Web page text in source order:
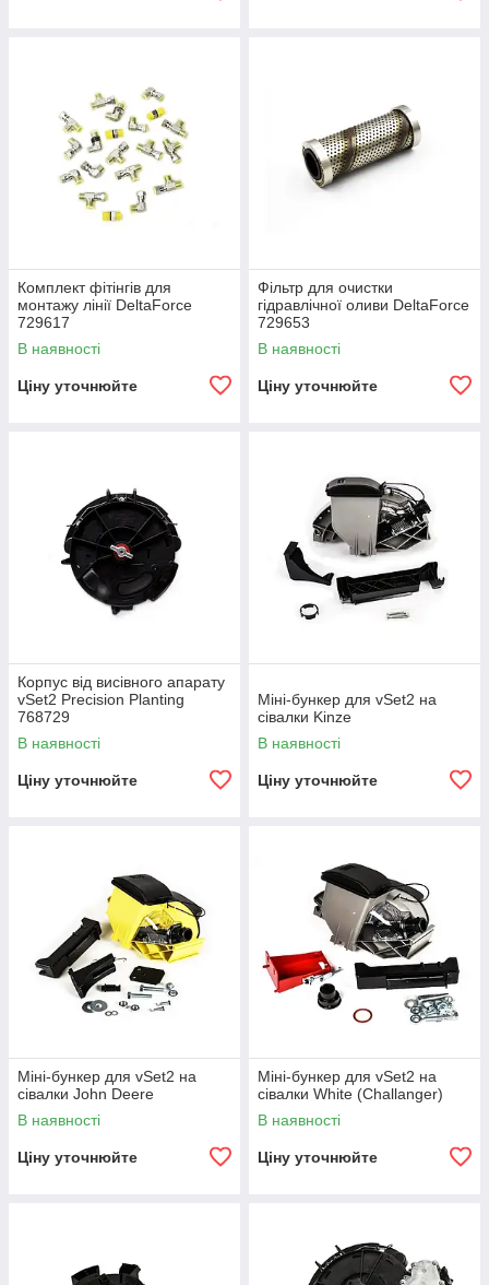
Комплект фітінгів для
монтажу лінії DeltaForce
729617
В наявності
Ціну уточнюйте
Фільтр для очистки
гідравлічної оливи DeltaForce
729653
В наявності
Ціну уточнюйте
Корпус від висівного апарату
vSet2 Precision Planting
768729
В наявності
Ціну уточнюйте
Міні-бункер для vSet2 на
сівалки Kinze
В наявності
Ціну уточнюйте
Міні-бункер для vSet2 на
сівалки John Deere
В наявності
Ціну уточнюйте
Міні-бункер для vSet2 на
сівалки White (Challanger)
В наявності
Ціну уточнюйте